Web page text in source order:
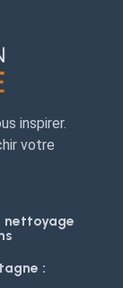
inspirer.
votre
nettoyage
: